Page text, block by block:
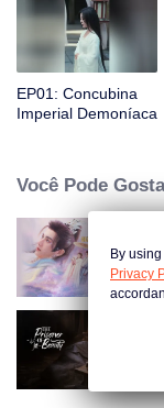
filho jovem para
EP01: Concubina
Imperial Demoníaca
Você Pode
By
Privacy